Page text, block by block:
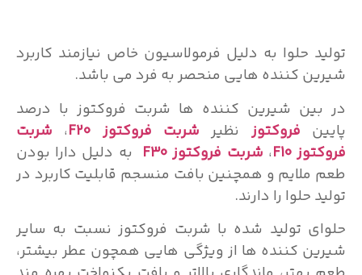
تولید حلوا به دلیل فرمولاسیون خاص نیازمند کاربرد
شیرین کننده هایی منحصر به فرد می باشد.
در بین شیرین کننده ها شربت فروکتوز با درصد
پایین فروکتوز نظیر شربت فروکتوز F20 ، شربت
فروکتوز F10
، شربت فروکتوز F30
به دلیل دارا بودن
طعم ملایم و همچنین بافت منسجم قابلیت کاربرد در
تولید حلوا را دارند.
حلوای تولید شده با شربت فروکتوز نسبت به سایر
شیرین کننده ها از ویژگی هایی همچون عطر بیشتر،